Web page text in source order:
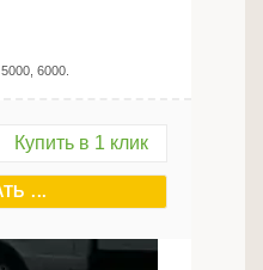
6000
Купить в 1 клик
...